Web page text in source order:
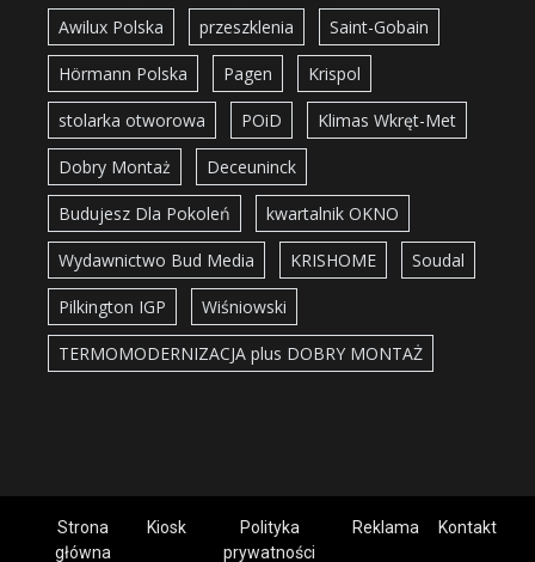
Awilux Polska przeszklenia Saint-Gobain
Hörmann Polska Pagen Krispol
stolarka otworowa POiD Klimas Wkręt-Met
Dobry Montaż Deceuninck
Budujesz Dla Pokoleń kwartalnik OKNO
Wydawnictwo Bud Media KRISHOME Soudal
Pilkington IGP Wiśniowski
TERMOMODERNIZACJA plus DOBRY MONTAŻ
Strona
główna
Kiosk
Polityka
prywatności
Reklama Kontakt